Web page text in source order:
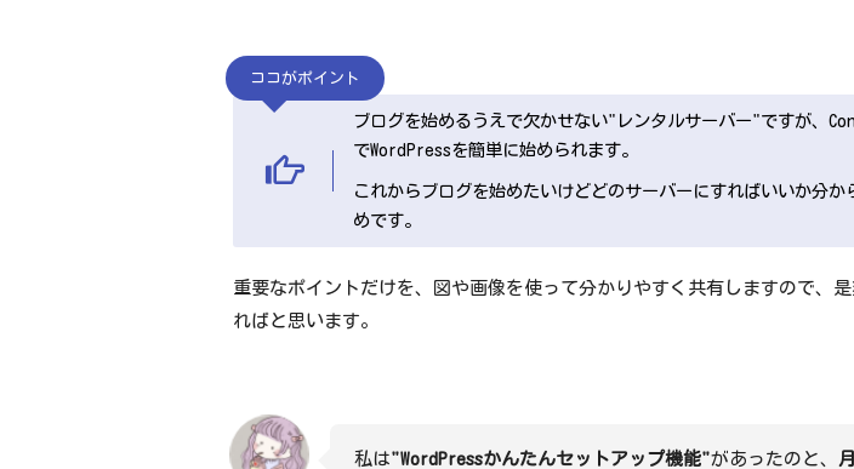
ココがポイント
ブログを始めるうえで欠かせない"レンタルサーバー"ですが、
でWordPressを簡単に始められます。
これからブログを始めたいけどどのサーバーにすればいいか分か
めです。
重要なポイントだけを、図や画像を使って分かりやすく共有しますので、
ればと思います。
私は"WordPressかんたんセットアップ機能"があったのと、